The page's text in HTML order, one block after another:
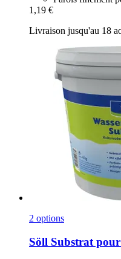
1,19 €
Livraison jusqu'au 18
2 options
Söll Substrat